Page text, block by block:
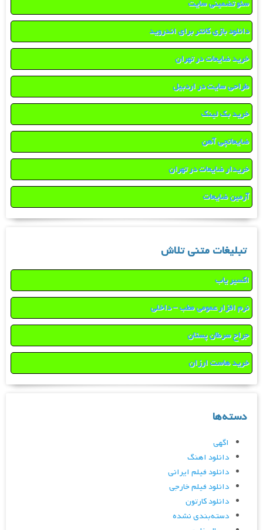
سئو تضمینی سایت
دانلود بازی کانتر برای اندروید
خرید ضایعات در تهران
طراحی سایت در اردبیل
خرید بک لینک
ضایعاتچی آهن
خریدار ضایعات در تهران
آرمین ضایعات
تبلیغات متنی تلاش
اکسیر یاب
نرم افزار عمومی مطب – داخلی
جراح سرطان پستان
خرید هاست ارزان
دسته‌ها
اگهی
دانلود اهنگ
دانلود فیلم ایرانی
دانلود فیلم خارجی
دانلود کارتون
دسته‌بندی نشده